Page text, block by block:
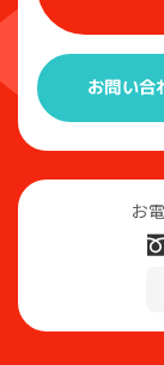
お問い合
お